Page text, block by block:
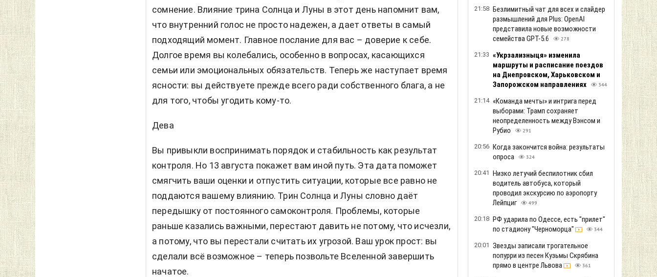
сомнение. Влияние трина Солнца и Луны в этот день напомнит вам,
что внутренний голос не просто надежен, а дает ответы в самый
подходящий момент. Главное послание для вас – доверие к себе.
Долгое время вы колебались, особенно в вопросах, касающихся
семьи или эмоциональных обязательств. Теперь же наступает время
ясности: вы действуете прежде всего ради собственного блага, а не
для того, чтобы угодить кому-то.
Дева
Вы привыкли воспринимать порядок и стабильность как результат
контроля. Но 13 августа покажет вам иной путь. Эта дата поможет
смягчить ваши оценки и отпустить ситуации, которые все равно не
поддаются вашему влиянию. Трин Солнца и Луны словно даёт
передышку от постоянного самоконтроля. Проблемы, которые
раньше казались важными, перестают давить не потому, что исчезли,
а потому, что вы перестали считать их угрозой. Ваш урок прост: вы
сделали всё возможное – теперь позвольте Вселенной завершить
начатое.
21:58 Безлимитный чат для всех и слайдер
размышлений для Plus: OpenAI
представила новые возможности
семейства GPT-5.6
278
21:33 «Укрзализныця» изменила
маршруты и расписание поездов
на Днепровском, Харьковском и
Запорожском направлениях
344
21:14 «Команда мечты» и интрига перед
выборами: Трамп сохраняет
неопределенность между Вэнсом и
Рубио
291
20:56 Когда закончится война: результаты
опроса
324
20:41 Низко летучий беспилотник сбил
водитель автобуса, который
проводил экскурсию по аэропорту
Лейпциг
499
20:18 РФ ударила по Одессе, есть "прилет"
по стадиону "Черноморца"
344
20:01 Звезды записали трогательное
попурри из песен Кузьмы Скрябина
прямо в центре Львова
361